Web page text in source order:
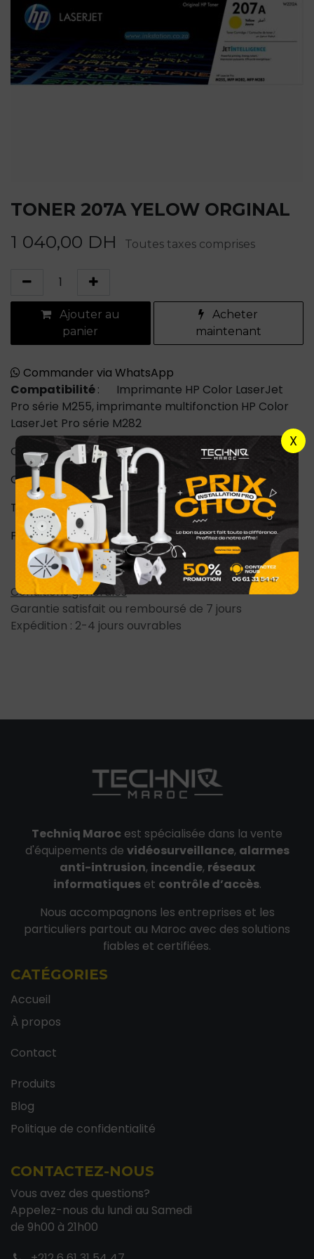
X
TONER 207A YELOW ORGINAL
1 040,00 DH Toutes taxes comprises
Ajouter au
panier
Acheter
maintenant
Commander via WhatsApp
Compatibilité: Imprimante HP Color LaserJet
Pro série M255, imprimante multifonction HP Color
LaserJet Pro série M282
Couleur(s): 1 Jaune
Capacité d'impression: 1 250 pages
Technologie d'impression: Laser
Poids: 0,53 kg
Conditions générales
Garantie satisfait ou remboursé de 7 jours
Expédition : 2-4 jours ouvrables
Techniq Maroc est spécialisée dans la vente
d'équipements de vidéosurveillance, alarmes
anti-intrusion, incendie, réseaux
informatiqueset contrôle d’accès.
Nous accompagnons les entreprises et les
particuliers partout au Maroc avec des solutions
fiables et certifiées.
CATÉGORIES
Accueil
À propos
Contact
Produits
Blog
Politique de confidentialité
CONTACTEZ-NOUS
Vous avez des questions?
Appelez-nous du lundi au Samedi
de 9h00 à 21h00